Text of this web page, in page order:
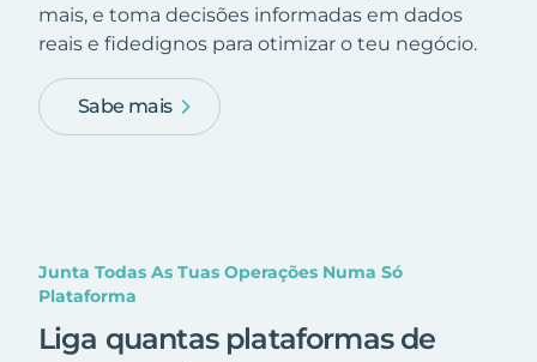
mais, e toma decisões informadas em dados
reais e fidedignos para otimizar o teu negócio.
Sabe mais
Junta Todas As Tuas Operações Numa Só
Plataforma
Liga quantas plataformas de